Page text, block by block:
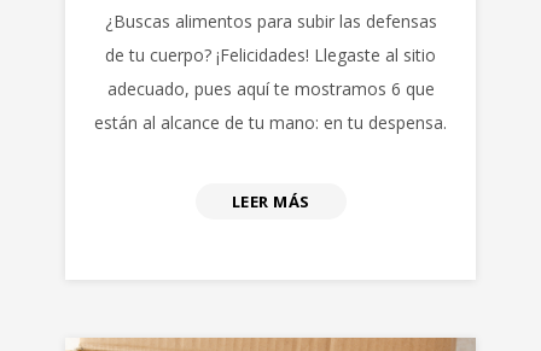
¿Buscas alimentos para subir las defensas
de tu cuerpo? ¡Felicidades! Llegaste al sitio
adecuado, pues aquí te mostramos 6 que
están al alcance de tu mano: en tu despensa.
LEER MÁS